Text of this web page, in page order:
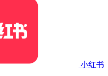
小红书